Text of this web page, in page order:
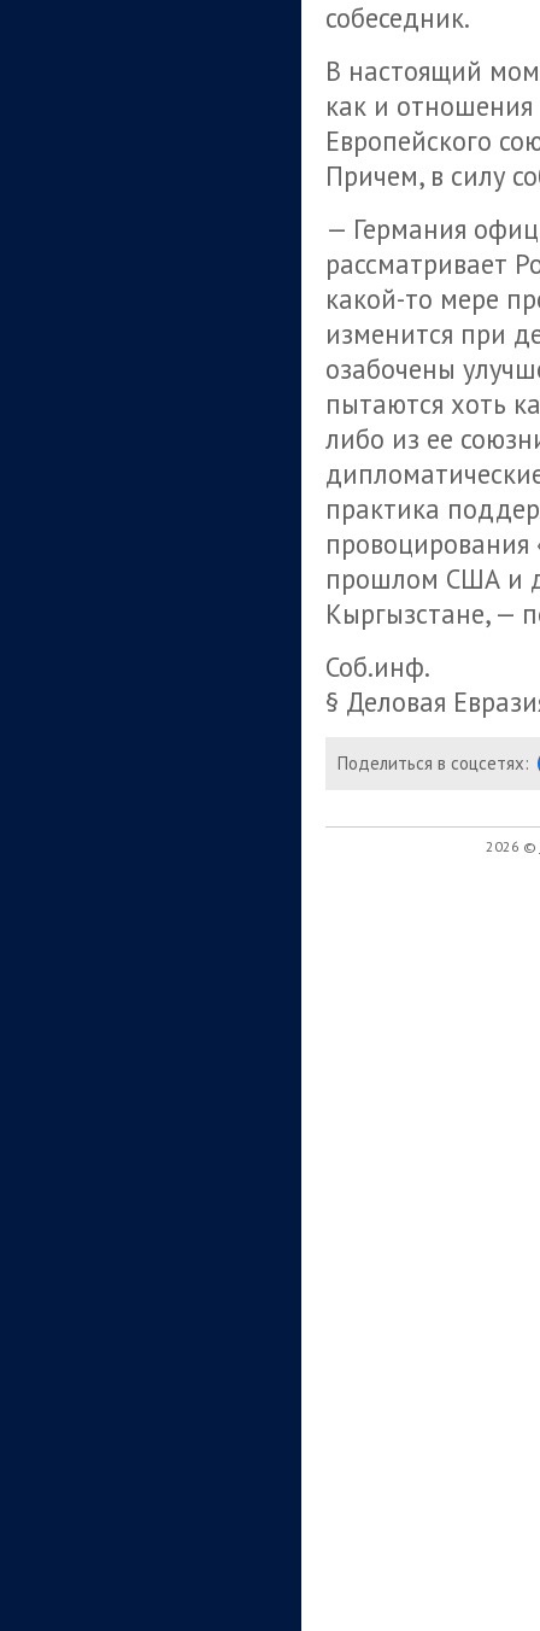
собеседник.
В настоящий
как и отношения
Европейского
Причем, в силу
— Германия
рассматривает
какой-то мере
изменится при
озабочены
пытаются хоть
либо из ее
практика
прошлом США и
Кыргызстане, —
Соб.инф.
§ Деловая
Поделиться в соцсетях:
2026 ©